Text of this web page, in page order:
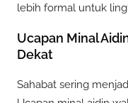
lebih formal untuk
Ucapan Minal
Dekat
Sahabat sering